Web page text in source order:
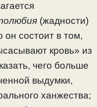
(жадности)
он состоит в том,
кровь» из
чего больше
выдумки,
ханжества;